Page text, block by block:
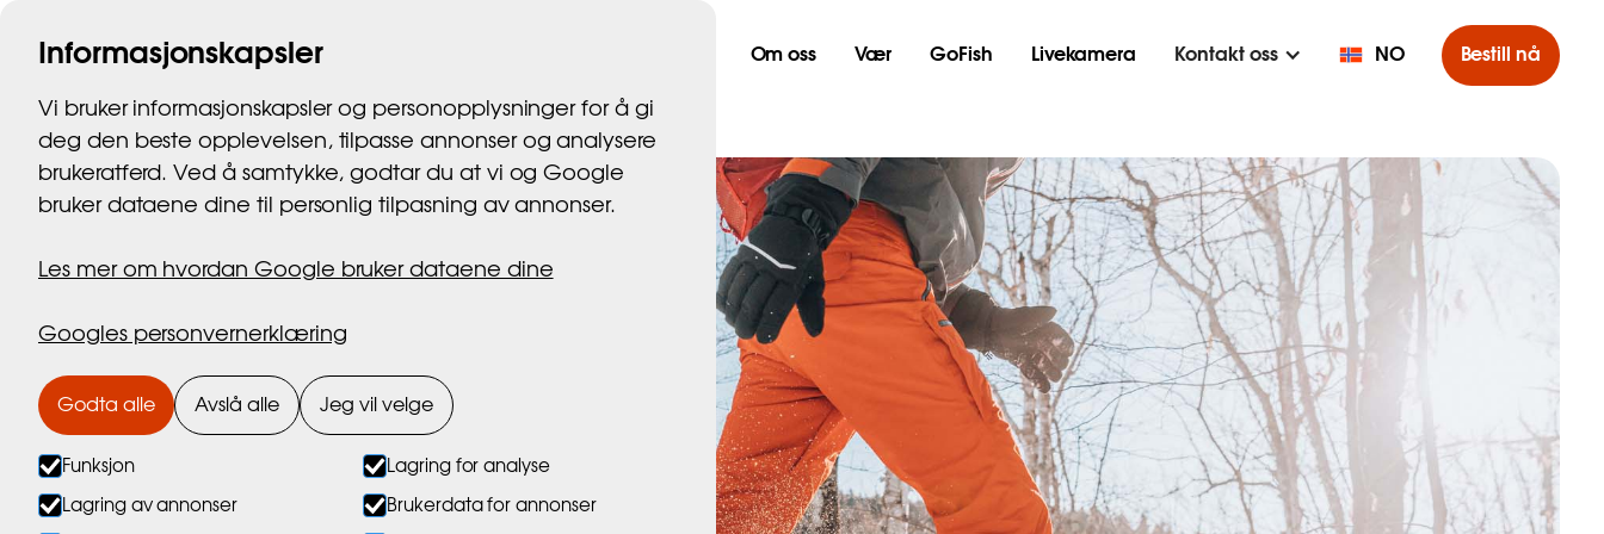
Informasjonskapsler
Vi bruker informasjonskapsler og personopplysninger for å gi
deg den beste opplevelsen, tilpasse annonser og analysere
brukeratferd. Ved å samtykke, godtar du at vi og Google
bruker dataene dine til personlig tilpasning av annonser.
Les mer om hvordan Google bruker dataene dine
Googles personvernerklæring
Avslå alle Jeg vil velge
Godta alle
Funksjon Lagring for analyse
Lagring av annonser Brukerdata for annonser
Om oss Vær GoFish Livekamera Kontakt oss NO Bestill nå